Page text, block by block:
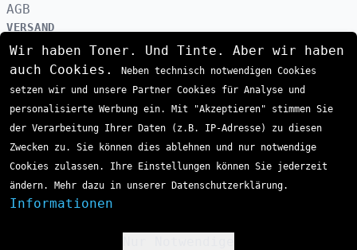
AGB
VERSAND
ZAHLUNGSARTEN
Wir haben Toner. Und Tinte. Aber wir haben
auch Cookies.
Neben technisch notwendigen Cookies
setzen wir und unsere Partner Cookies für Analyse und
personalisierte Werbung ein. Mit "Akzeptieren" stimmen Sie
der Verarbeitung Ihrer Daten (z.B. IP-Adresse) zu diesen
Zwecken zu. Sie können dies ablehnen und nur notwendige
Cookies zulassen. Ihre Einstellungen können Sie jederzeit
ändern. Mehr dazu in unserer Datenschutzerklärung.
Informationen